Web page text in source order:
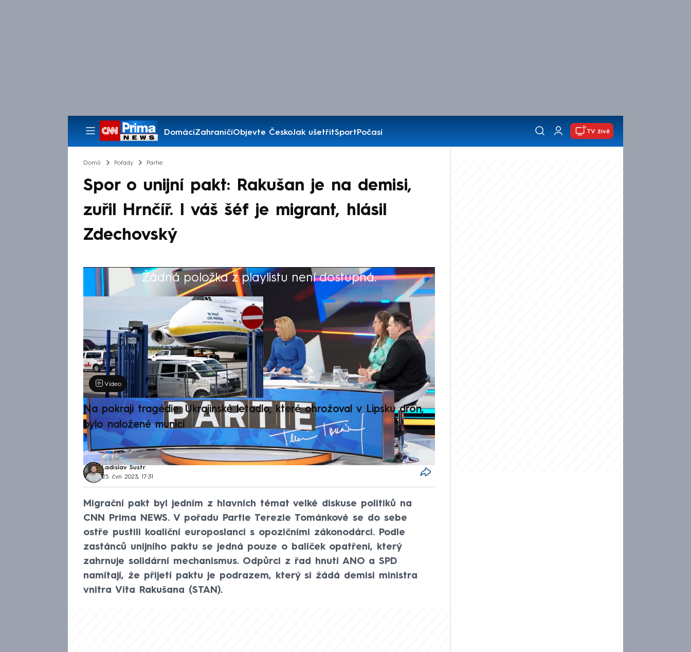
DomácíZahraničíObjevte ČeskoJak ušetřitSportPočasí
Pořady
TV živě
Domů Pořady Partie
Spor o unijní pakt: Rakušan je na demisi,
zuřil Hrnčíř. I váš šéf je migrant, hlásil
Zdechovský
Žádná položka z playlistu není dostupná.
Výběr redakce
Video
Na pokraji tragédie: Ukrajinské letadlo, které ohrožoval v Lipsku dron,
bylo naložené municí
Ladislav Šustr
25. čvn 2023, 17:31
Migrační pakt byl jedním z hlavních témat velké diskuse politiků na
CNN Prima NEWS. V pořadu Partie Terezie Tománkové se do sebe
ostře pustili koaliční europoslanci s opozičními zákonodárci. Podle
zastánců unijního paktu se jedná pouze o balíček opatření, který
zahrnuje solidární mechanismus. Odpůrci z řad hnutí ANO a SPD
namítají, že přijetí paktu je podrazem, který si žádá demisi ministra
vnitra Víta Rakušana (STAN).